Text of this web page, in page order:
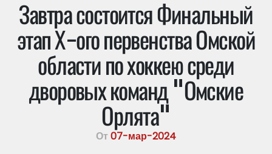
Завтра состоится Финальный
этап Х-ого первенства Омской
области по хоккею среди
дворовых команд "Омские
Орлята"
От07-мар-2024